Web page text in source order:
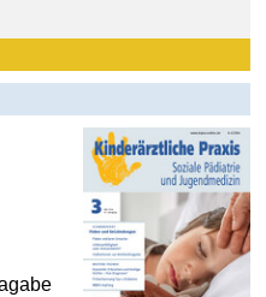
Abonnement? Dann klicken